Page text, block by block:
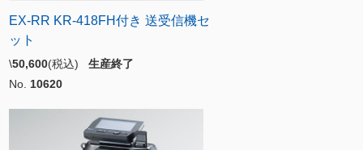
EX-RR KR-418FH付き 送受信機セ
ット
\50,600(税込) 生産終了
No. 10620